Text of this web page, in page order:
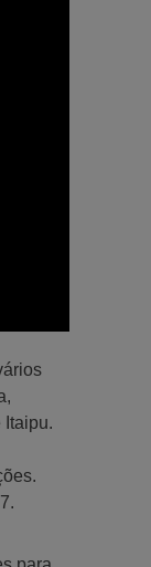
Itaipu.